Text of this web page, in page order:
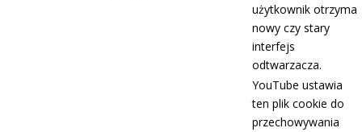
użytkownik otrzyma
nowy czy stary
interfejs
odtwarzacza.
YouTube ustawia
ten plik cookie do
przechowywania